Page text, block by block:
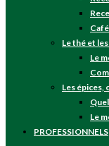
Le thé et
Le
Les épices,
Le
PROFESSIONNELS